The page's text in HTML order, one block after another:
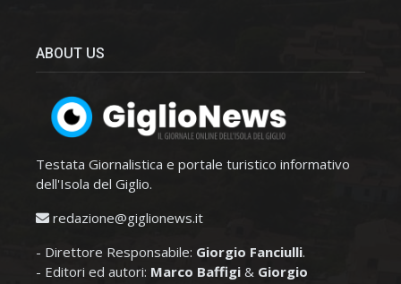
ABOUT US
Testata Giornalistica e portale turistico informativo
dell'Isola del Giglio.
redazione@giglionews.it
- Direttore Responsabile: Giorgio Fanciulli.
- Editori ed autori: Marco Baffigi & Giorgio